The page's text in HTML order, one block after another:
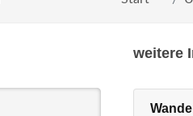
weitere